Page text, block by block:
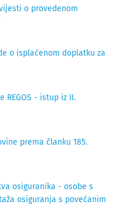
o provedenom
o isplaćenom doplatku za
REGOS - istup iz II.
prema članku 185.
osiguranika - osobe s
osiguranja s povećanim